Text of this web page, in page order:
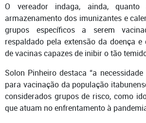
O vereador indaga, ainda,
armazenamento dos imunizantes e
grupos específicos a serem
respaldado pela extensão da doença
de vacinas capazes de inibir o tão
Solon Pinheiro destaca “a
para vacinação da população
considerados grupos de risco, como
que atuam no enfrentamento à